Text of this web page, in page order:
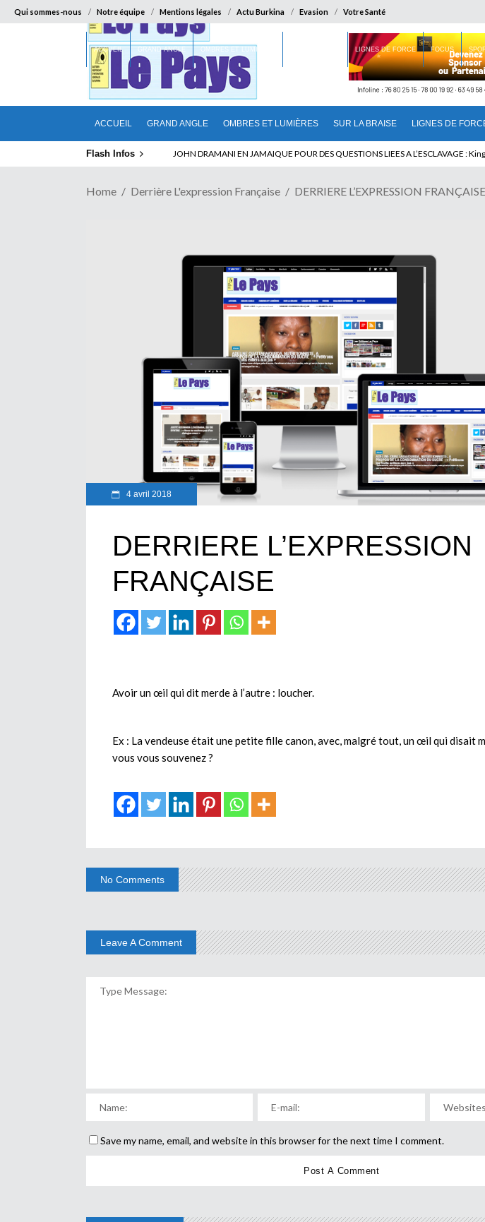
Qui sommes-nous Notre équipe Mentions légales Actu Burkina Evasion Votre Santé
ACCUEIL GRAND ANGLE OMBRES ET LUMIÈRES SUR LA BRAISE LIGNES DE
ACCUEIL GRAND ANGLE OMBRES ET LUMIÈRES LIGNES DE FORCE FOCUS
Flash Infos JOHN DRAMANI EN JAMAIQUE POUR DES QUESTIONS LIEES A L’ESCLAVAGE
ELECTION DE TALON A LA TETE DU SENAT BENINOIS : Quand Patrice quitte le
Home Derrière L'expression Française DERRIERE L’EXPRESSION FRANÇAISE
4 avril 2018
DERRIERE L’EXPRESSION
FRANÇAISE
Avoir un œil qui dit merde à l’autre : loucher.
Ex : La vendeuse était une petite fille canon, avec, malgré tout, un œil qui disait
vous vous souvenez ?
No Comments
Leave A Comment
Save my name, email, and website in this browser for the next time I comment.